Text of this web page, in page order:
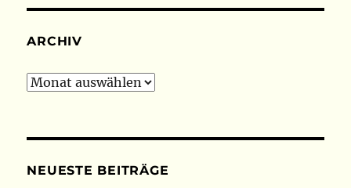
ARCHIV
Archiv
NEUESTE BEITRÄGE